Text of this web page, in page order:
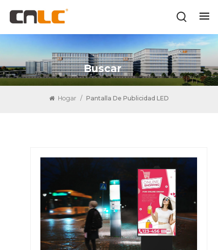
Buscar
Hogar / Pantalla De Publicidad LED